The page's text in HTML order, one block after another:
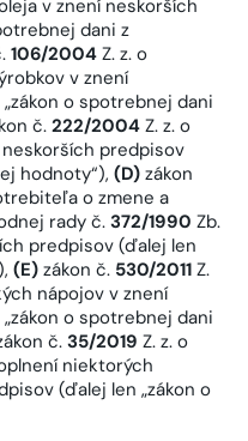
v znení neskorších
dani z
106/2004 Z. z. o
v znení
o spotrebnej dani
č. 222/2004 Z. z. o
predpisov
hodnoty“), (D) zákon
o zmene a
rady č. 372/1990 Zb.
predpisov (ďalej len
(E) zákon č. 530/2011 Z.
nápojov v znení
o spotrebnej dani
č. 35/2019 Z. z. o
niektorých
(ďalej len „zákon o